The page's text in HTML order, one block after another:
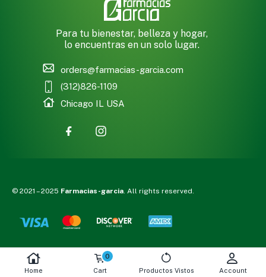
Home
0
Cart Productos Vistos Account
Para tu bienestar, belleza y hogar,
lo encuentras en un solo lugar.
orders@farmacias-garcia.com
(312)826-1109
Chicago IL USA
© 2021 – 2025 Farmacias-garcia. All rights reserved.
Declaración General
En Farmacias-Garcia estamos comprometidos con la calidad de
nuestros productos y servicio. Inspeccionamos cuidadosamente